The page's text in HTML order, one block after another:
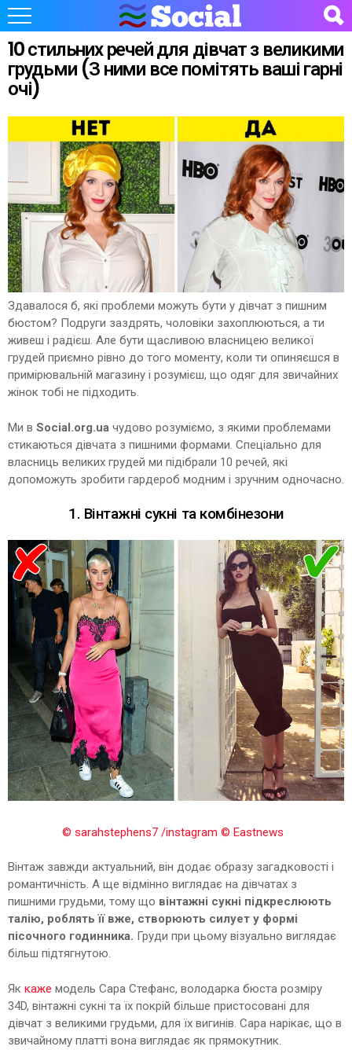
10 стильних речей для дівчат з великими
грудьми (З ними все помітять ваші гарні
очі)
Здавалося б, які проблеми можуть бути у дівчат з пишним
бюстом? Подруги заздрять, чоловіки захоплюються, а ти
живеш і радієш. Але бути щасливою власницею великої
грудей приємно рівно до того моменту, коли ти опиняєшся в
примірювальній магазину і розумієш, що одяг для звичайних
жінок тобі не підходить.
Ми в Social.org.ua чудово розуміємо, з якими проблемами
стикаються дівчата з пишними формами. Спеціально для
власниць великих грудей ми підібрали 10 речей, які
допоможуть зробити гардероб модним і зручним одночасно.
1. Вінтажні сукні та комбінезони
© sarahstephens7 /instagram © Eastnews
Вінтаж завжди актуальний, він додає образу загадковості і
романтичність. А ще відмінно виглядає на дівчатах з
пишними грудьми, тому що вінтажні сукні підкреслюють
талію, роблять її вже, створюють силует у формі
пісочного годинника. Груди при цьому візуально виглядає
більш підтягнутою.
Як каже модель Сара Стефанс, володарка бюста розміру
34D, вінтажні сукні та їх покрій більше пристосовані для
дівчат з великими грудьми, для їх вигинів. Сара нарікає, що в
звичайному платті вона виглядає як прямокутник.